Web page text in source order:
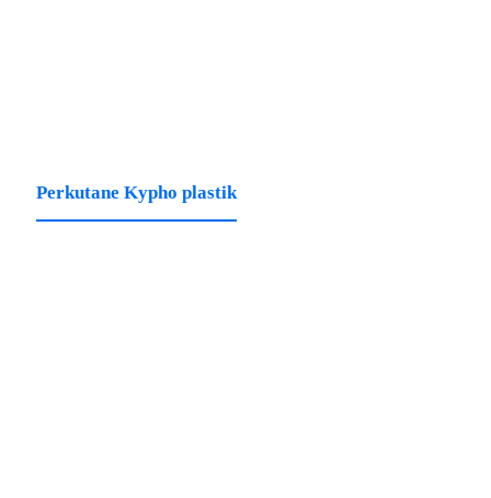
Perkutane Kypho plastik